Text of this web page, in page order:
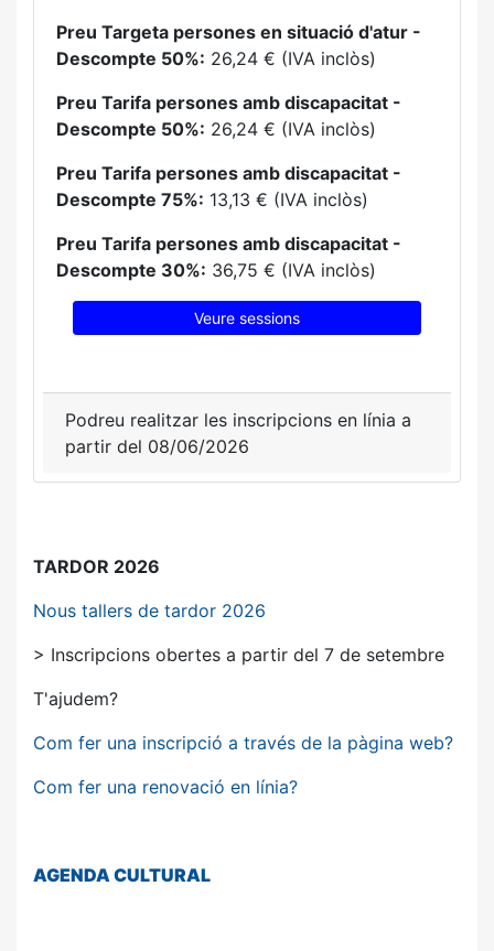
Preu Targeta persones en situació d'atur -
Descompte 50%: 26,24 € (IVA inclòs)
Preu Tarifa persones amb discapacitat -
Descompte 50%: 26,24 € (IVA inclòs)
Preu Tarifa persones amb discapacitat -
Descompte 75%: 13,13 € (IVA inclòs)
Preu Tarifa persones amb discapacitat -
Descompte 30%: 36,75 € (IVA inclòs)
Veure sessions
Podreu realitzar les inscripcions en línia a
partir del 08/06/2026
TARDOR 2026
Nous tallers de tardor 2026
> Inscripcions obertes a partir del 7 de setembre
T'ajudem?
Com fer una inscripció a través de la pàgina web?
Com fer una renovació en línia?
AGENDACULTURAL